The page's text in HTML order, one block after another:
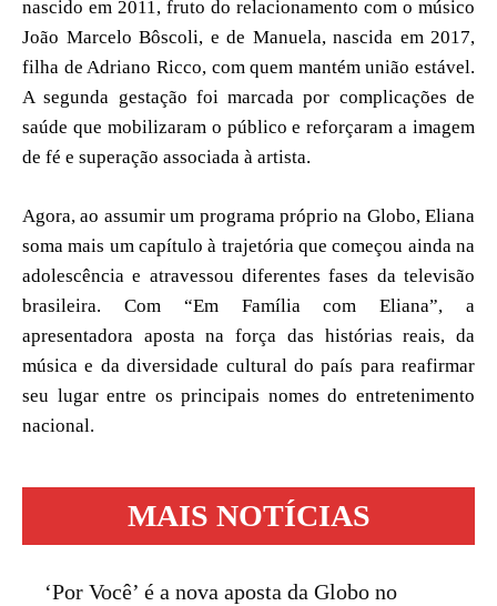
nascido em 2011, fruto do relacionamento com o músico
João Marcelo Bôscoli, e de Manuela, nascida em 2017,
filha de Adriano Ricco, com quem mantém união estável.
A segunda gestação foi marcada por complicações de
saúde que mobilizaram o público e reforçaram a imagem
de fé e superação associada à artista.
Agora, ao assumir um programa próprio na Globo, Eliana
soma mais um capítulo à trajetória que começou ainda na
adolescência e atravessou diferentes fases da televisão
brasileira. Com “Em Família com Eliana”, a
apresentadora aposta na força das histórias reais, da
música e da diversidade cultural do país para reafirmar
seu lugar entre os principais nomes do entretenimento
nacional.
MAIS NOTÍCIAS
‘Por Você’ é a nova aposta da Globo no